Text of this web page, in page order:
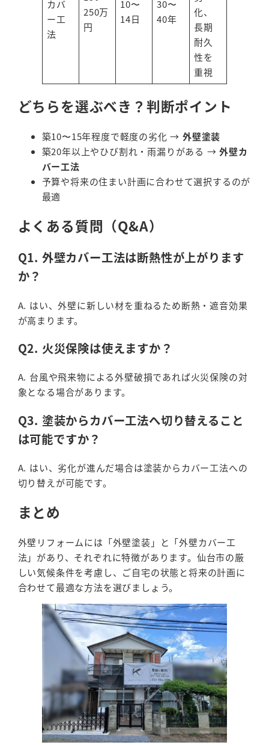
カバ
ー工
法
250万
円
10〜
14日
30〜
40年
化、
長期
耐久
性を
重視
どちらを選ぶべき？判断ポイント
築10〜15年程度で軽度の劣化 → 外壁塗装
築20年以上やひび割れ・雨漏りがある →外壁カ
バー工法
予算や将来の住まい計画に合わせて選択するのが
最適
よくある質問（Q&A）
Q1. 外壁カバー工法は断熱性が上がります
か？
A. はい、外壁に新しい材を重ねるため断熱・遮音効果
が高まります。
Q2. 火災保険は使えますか？
A. 台風や飛来物による外壁破損であれば火災保険の対
象となる場合があります。
Q3. 塗装からカバー工法へ切り替えること
は可能ですか？
A. はい、劣化が進んだ場合は塗装からカバー工法への
切り替えが可能です。
まとめ
外壁リフォームには「外壁塗装」と「外壁カバー工
法」があり、それぞれに特徴があります。仙台市の厳
しい気候条件を考慮し、ご自宅の状態と将来の計画に
合わせて最適な方法を選びましょう。